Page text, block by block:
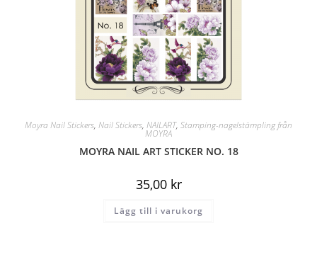
Moyra Nail Stickers, Nail Stickers, NAILART, Stamping-nagelstämpling från
MOYRA
MOYRA NAIL ART STICKER NO. 18
35,00 kr
Lägg till i varukorg